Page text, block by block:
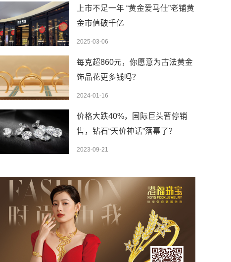
上市不足一年 “黄金爱马仕”老铺黄
金市值破千亿
2025-03-06
每克超860元，你愿意为古法黄金
饰品花更多钱吗？
2024-01-16
价格大跌40%，国际巨头暂停销
售，钻石“天价神话”落幕了？
2023-09-21